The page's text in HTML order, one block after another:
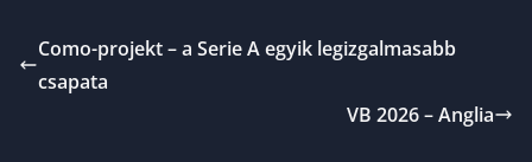
Como-projekt – a Serie A egyik legizgalmasabb
csapata
VB 2026 – Anglia